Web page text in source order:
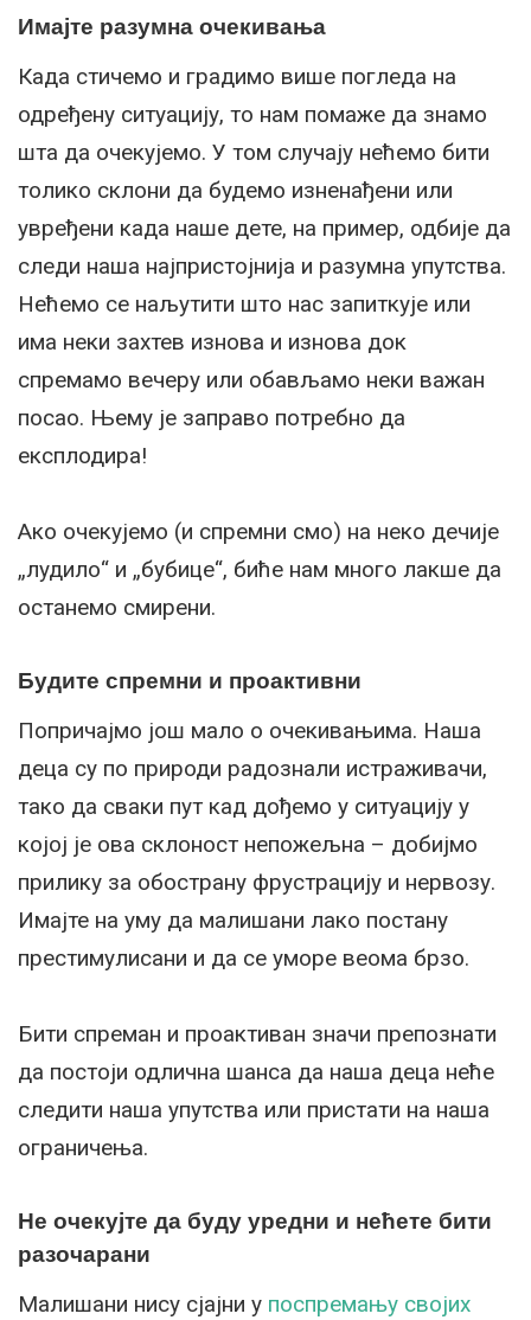
Имајте разумна очекивања
Када стичемо и градимо више погледа на
одређену ситуацију, то нам помаже да знамо
шта да очекујемо. У том случају нећемо бити
толико склони да будемо изненађени или
увређени када наше дете, на пример, одбије да
следи наша најпристојнија и разумна упутства.
Нећемо се наљутити што нас запиткује или
има неки захтев изнова и изнова док
спремамо вечеру или обављамо неки важан
посао. Њему је заправо потребно да
експлодира!
Ако очекујемо (и спремни смо) на неко дечије
„лудило“ и „бубице“, биће нам много лакше да
останемо смирени.
Будите спремни и проактивни
Попричајмо још мало о очекивањима. Наша
деца су по природи радознали истраживачи,
тако да сваки пут кад дођемо у ситуацију у
којој је ова склоност непожељна – добијмо
прилику за обострану фрустрацију и нервозу.
Имајте на уму да малишани лако постану
престимулисани и да се уморе веома брзо.
Бити спреман и проактиван значи препознати
да постоји одлична шанса да наша деца неће
следити наша упутства или пристати на наша
ограничења.
Не очекујте да буду уредни и нећете бити
разочарани
Малишани нису сјајни у поспремању својих